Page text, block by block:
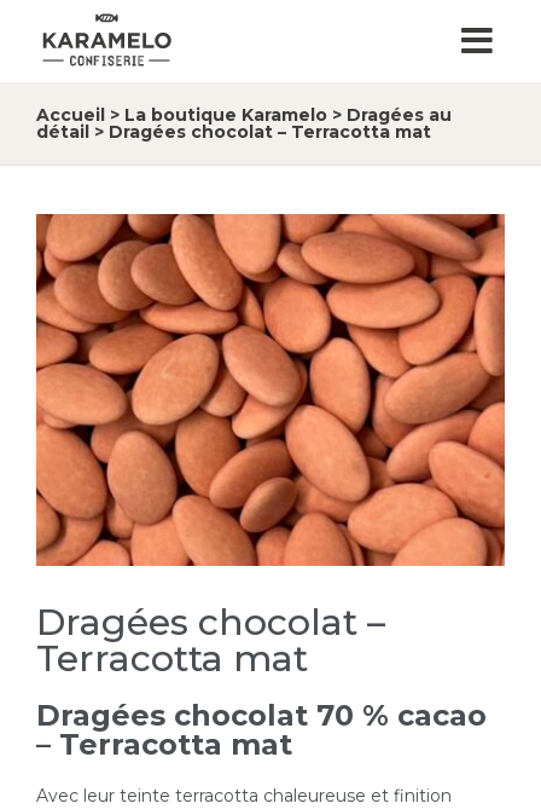
Accueil > La boutique Karamelo > Dragées au
détail > Dragées chocolat – Terracotta mat
Dragées chocolat –
Terracotta mat
Dragées chocolat 70 % cacao
– Terracotta mat
Avec leur teinte terracotta chaleureuse et finition